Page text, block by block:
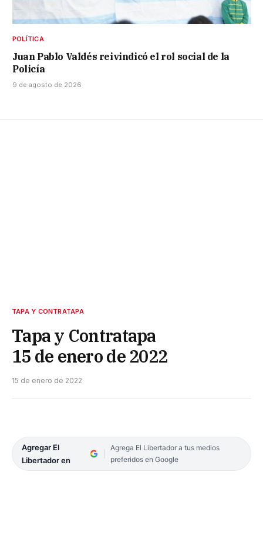
POLÍTICA
Juan Pablo Valdés reivindicó el rol social de la
Policía
9 de agosto de 2026
TAPA Y CONTRATAPA
Tapa y Contratapa
15 de enero de 2022
15 de enero de 2022
Agregar El
Libertador en
Agrega El Libertador a tus medios
preferidos en Google